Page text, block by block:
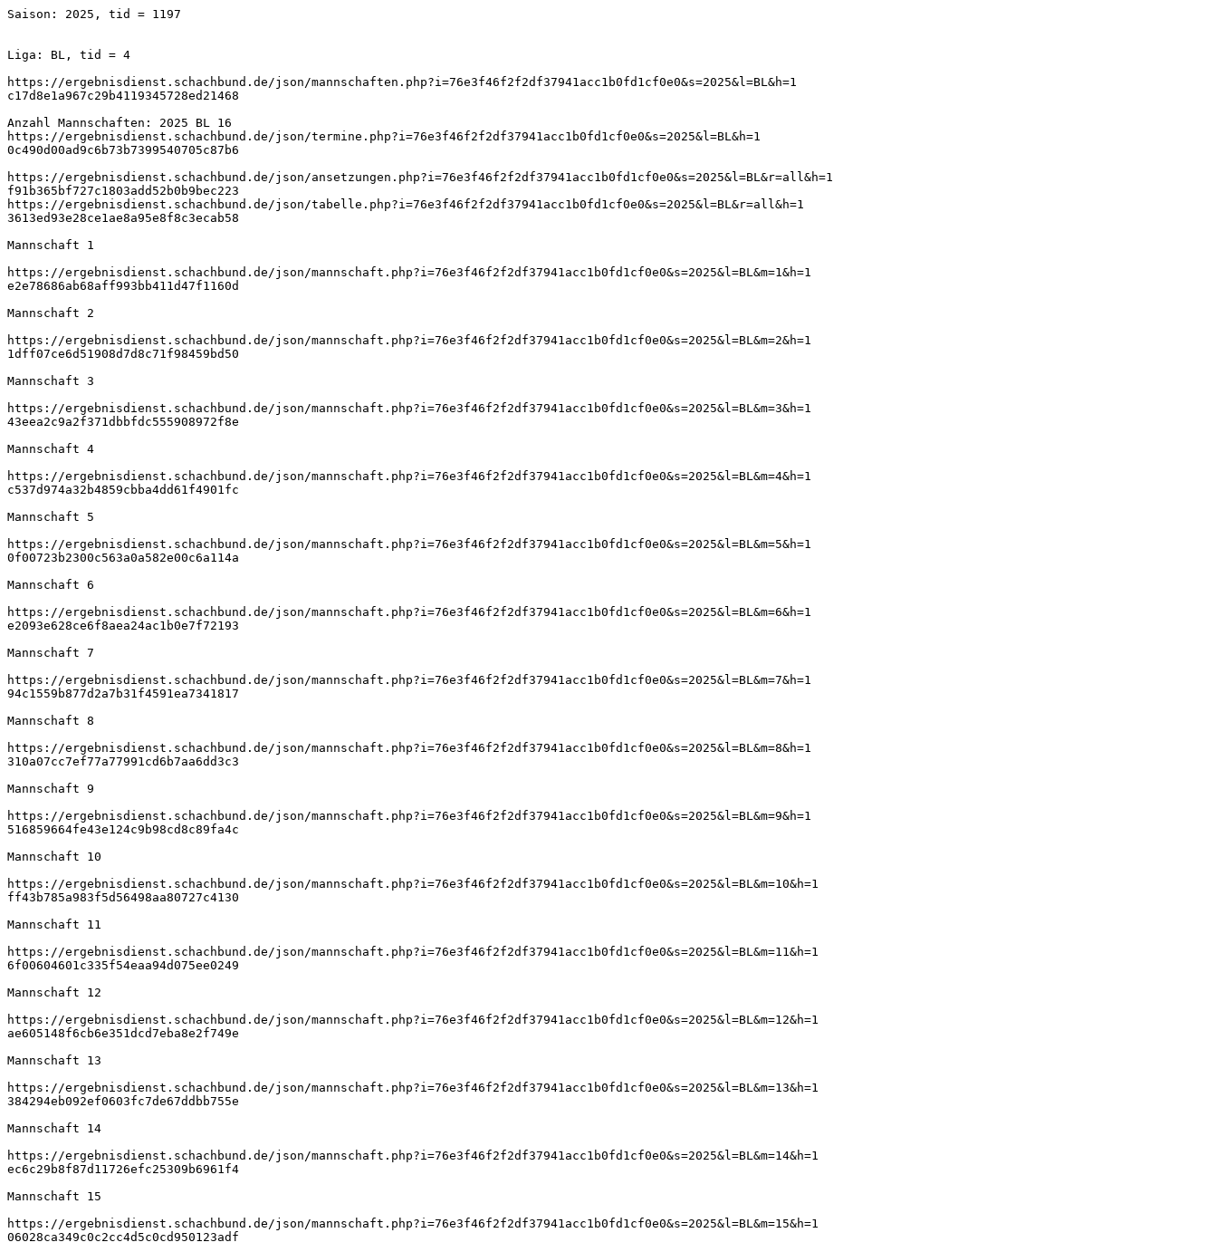
Saison: 2025, tid = 1197
Liga: BL, tid = 4
https://ergebnisdienst.schachbund.de/json/mannschaften.php?i=76e3f46f2f2df37941acc1b0fd1cf0e0&s=2025&l=BL&h=1
c17d8e1a967c29b4119345728ed21468
Anzahl Mannschaften: 2025 BL 16
https://ergebnisdienst.schachbund.de/json/termine.php?i=76e3f46f2f2df37941acc1b0fd1cf0e0&s=2025&l=BL&h=1
0c490d00ad9c6b73b7399540705c87b6
https://ergebnisdienst.schachbund.de/json/ansetzungen.php?i=76e3f46f2f2df37941acc1b0fd1cf0e0&s=2025&l=BL&r=all&h=1
f91b365bf727c1803add52b0b9bec223
https://ergebnisdienst.schachbund.de/json/tabelle.php?i=76e3f46f2f2df37941acc1b0fd1cf0e0&s=2025&l=BL&r=all&h=1
3613ed93e28ce1ae8a95e8f8c3ecab58
Mannschaft 1
https://ergebnisdienst.schachbund.de/json/mannschaft.php?i=76e3f46f2f2df37941acc1b0fd1cf0e0&s=2025&l=BL&m=1&h=1
e2e78686ab68aff993bb411d47f1160d
Mannschaft 2
https://ergebnisdienst.schachbund.de/json/mannschaft.php?i=76e3f46f2f2df37941acc1b0fd1cf0e0&s=2025&l=BL&m=2&h=1
1dff07ce6d51908d7d8c71f98459bd50
Mannschaft 3
https://ergebnisdienst.schachbund.de/json/mannschaft.php?i=76e3f46f2f2df37941acc1b0fd1cf0e0&s=2025&l=BL&m=3&h=1
43eea2c9a2f371dbbfdc555908972f8e
Mannschaft 4
https://ergebnisdienst.schachbund.de/json/mannschaft.php?i=76e3f46f2f2df37941acc1b0fd1cf0e0&s=2025&l=BL&m=4&h=1
c537d974a32b4859cbba4dd61f4901fc
Mannschaft 5
https://ergebnisdienst.schachbund.de/json/mannschaft.php?i=76e3f46f2f2df37941acc1b0fd1cf0e0&s=2025&l=BL&m=5&h=1
0f00723b2300c563a0a582e00c6a114a
Mannschaft 6
https://ergebnisdienst.schachbund.de/json/mannschaft.php?i=76e3f46f2f2df37941acc1b0fd1cf0e0&s=2025&l=BL&m=6&h=1
e2093e628ce6f8aea24ac1b0e7f72193
Mannschaft 7
https://ergebnisdienst.schachbund.de/json/mannschaft.php?i=76e3f46f2f2df37941acc1b0fd1cf0e0&s=2025&l=BL&m=7&h=1
94c1559b877d2a7b31f4591ea7341817
Mannschaft 8
https://ergebnisdienst.schachbund.de/json/mannschaft.php?i=76e3f46f2f2df37941acc1b0fd1cf0e0&s=2025&l=BL&m=8&h=1
310a07cc7ef77a77991cd6b7aa6dd3c3
Mannschaft 9
https://ergebnisdienst.schachbund.de/json/mannschaft.php?i=76e3f46f2f2df37941acc1b0fd1cf0e0&s=2025&l=BL&m=9&h=1
516859664fe43e124c9b98cd8c89fa4c
Mannschaft 10
https://ergebnisdienst.schachbund.de/json/mannschaft.php?i=76e3f46f2f2df37941acc1b0fd1cf0e0&s=2025&l=BL&m=10&h=1
ff43b785a983f5d56498aa80727c4130
Mannschaft 11
https://ergebnisdienst.schachbund.de/json/mannschaft.php?i=76e3f46f2f2df37941acc1b0fd1cf0e0&s=2025&l=BL&m=11&h=1
6f00604601c335f54eaa94d075ee0249
Mannschaft 12
https://ergebnisdienst.schachbund.de/json/mannschaft.php?i=76e3f46f2f2df37941acc1b0fd1cf0e0&s=2025&l=BL&m=12&h=1
ae605148f6cb6e351dcd7eba8e2f749e
Mannschaft 13
https://ergebnisdienst.schachbund.de/json/mannschaft.php?i=76e3f46f2f2df37941acc1b0fd1cf0e0&s=2025&l=BL&m=13&h=1
384294eb092ef0603fc7de67ddbb755e
Mannschaft 14
https://ergebnisdienst.schachbund.de/json/mannschaft.php?i=76e3f46f2f2df37941acc1b0fd1cf0e0&s=2025&l=BL&m=14&h=1
ec6c29b8f87d11726efc25309b6961f4
Mannschaft 15
https://ergebnisdienst.schachbund.de/json/mannschaft.php?i=76e3f46f2f2df37941acc1b0fd1cf0e0&s=2025&l=BL&m=15&h=1
06028ca349c0c2cc4d5c0cd950123adf